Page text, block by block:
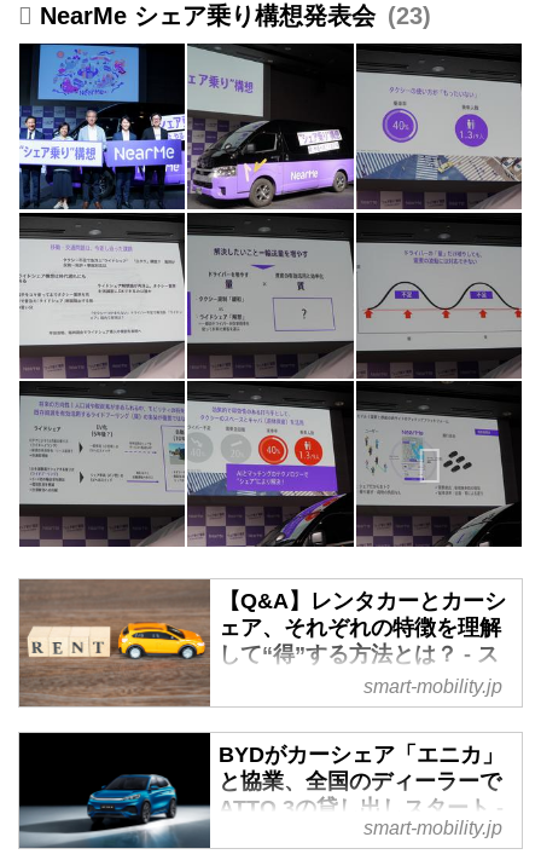
NearMe シェア乗り構想発表会 23
【Q&A】レンタカーとカーシ
ェア、それぞれの特徴を理解
して“得”する方法とは？ - ス
マートモビリティJP
法がある。まず頭に浮かぶの
は“レンタカー”だろうが、最近コ
インパーキングなどで“シェアカ
ー”というのもよく見かける。こ
smart-mobility.jp
BYDがカーシェア「エニカ」
と協業、全国のディーラーで
ATTO 3の貸し出しスタート -
スマートモビリティJP
smart-mobility.jp